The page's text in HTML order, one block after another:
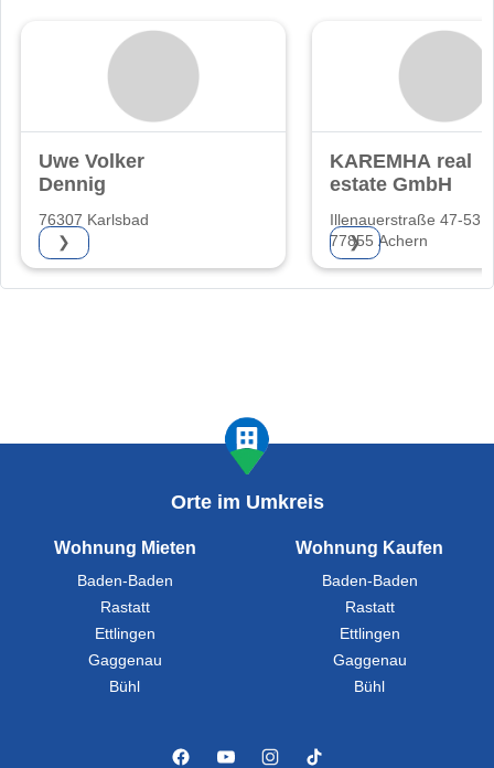
Uwe Volker
Dennig
76307 Karlsbad
❯
KAREMHA real
estate GmbH
Illenauerstraße 47-53
77855 Achern
❯
Orte im Umkreis
Wohnung Mieten
Baden-Baden
Rastatt
Ettlingen
Gaggenau
Bühl
Wohnung Kaufen
Baden-Baden
Rastatt
Ettlingen
Gaggenau
Bühl